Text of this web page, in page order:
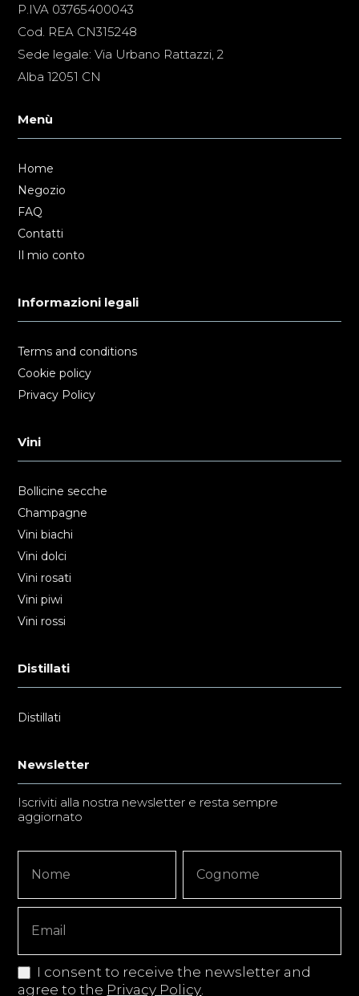
P.IVA 03765400043
Cod. REA CN315248
Sede legale: Via Urbano Rattazzi, 2
Alba 12051 CN
Menù
Home
Negozio
FAQ
Contatti
Il mio conto
Informazioni legali
Terms and conditions
Cookie policy
Privacy Policy
Vini
Bollicine secche
Champagne
Vini biachi
Vini dolci
Vini rosati
Vini piwi
Vini rossi
Distillati
Distillati
Newsletter
Iscriviti alla nostra newsletter e resta sempre
aggiornato
Signup
Copy
I consent to receive the newsletter and
agree to the Privacy Policy